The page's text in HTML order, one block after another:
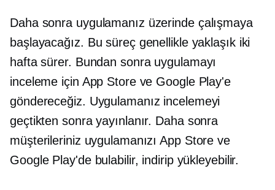
Daha sonra uygulamanız üzerinde çalışmaya
başlayacağız. Bu süreç genellikle yaklaşık iki
hafta sürer. Bundan sonra uygulamayı
inceleme için App Store ve Google Play'e
göndereceğiz. Uygulamanız incelemeyi
geçtikten sonra yayınlanır. Daha sonra
müşterileriniz uygulamanızı App Store ve
Google Play'de bulabilir, indirip yükleyebilir.